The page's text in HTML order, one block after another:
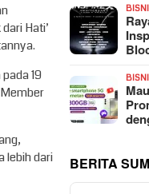
Hati’
19
lebih dari
BERITA